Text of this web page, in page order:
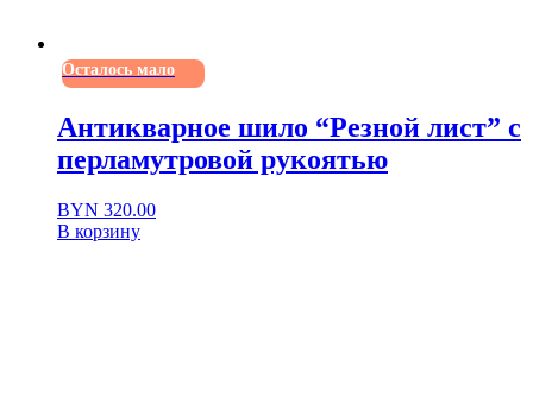
Осталось мало
Антикварное шило “Резной лист” с
перламутровой рукоятью
BYN 320.00
В корзину